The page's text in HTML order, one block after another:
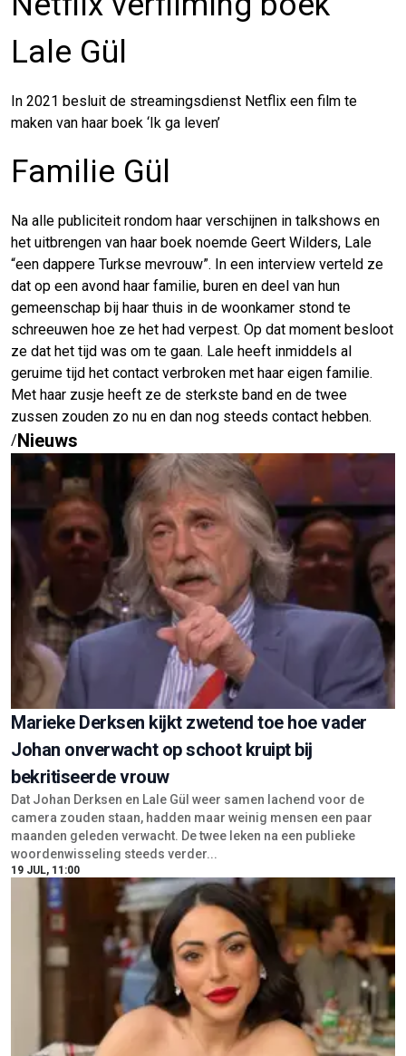
Lale Gül
In 2021 besluit de streamingsdienst Netflix een film te
maken van haar boek ‘Ik ga leven’
Familie Gül
Na alle publiciteit rondom haar verschijnen in talkshows en
het uitbrengen van haar boek noemde Geert Wilders, Lale
“een dappere Turkse mevrouw”. In een interview verteld ze
dat op een avond haar familie, buren en deel van hun
gemeenschap bij haar thuis in de woonkamer stond te
schreeuwen hoe ze het had verpest. Op dat moment besloot
ze dat het tijd was om te gaan. Lale heeft inmiddels al
geruime tijd het contact verbroken met haar eigen familie.
Met haar zusje heeft ze de sterkste band en de twee
zussen zouden zo nu en dan nog steeds contact hebben.
/Nieuws
Marieke Derksen kijkt zwetend toe hoe vader
Johan onverwacht op schoot kruipt bij
bekritiseerde vrouw
Dat Johan Derksen en Lale Gül weer samen lachend voor de
camera zouden staan, hadden maar weinig mensen een paar
maanden geleden verwacht. De twee leken na een publieke
woordenwisseling steeds verder...
19 JUL, 11:00